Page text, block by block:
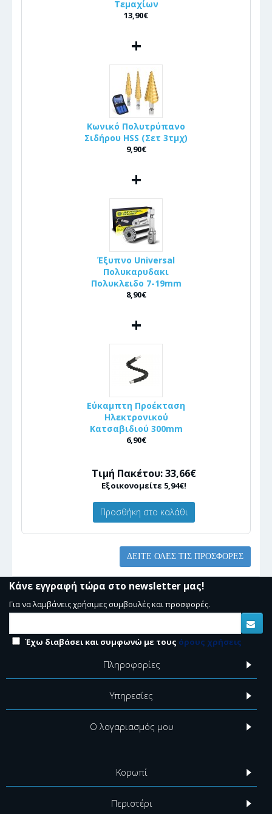
Τεμαχίων
13,90€
+
Κωνικό Πολυτρύπανο
Σιδήρου HSS (Σετ 3τμχ)
9,90€
+
Έξυπνο Universal
Πολυκαρυδακι
Πολυκλειδο 7-19mm
8,90€
+
Εύκαμπτη Προέκταση
Ηλεκτρονικού
Κατσαβιδιού 300mm
6,90€
Τιμή Πακέτου: 33,66€
Εξοικονομείτε 5,94€!
Προσθήκη στο καλάθι
ΔΕΊΤΕ ΌΛΕΣ ΤΙΣ ΠΡΟΣΦΟΡΈΣ
Κάνε εγγραφή τώρα στο newsletter μας!
Για να λαμβάνεις χρήσιμες συμβουλές και προσφορές.
Έχω διαβάσει και συμφωνώ με τους όρους χρήσεις
Πληροφορίες
Υπηρεσίες
Ο λογαριασμός μου
Κορωπί
Περιστέρι